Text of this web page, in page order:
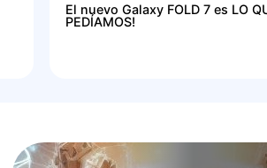
El nuevo Galaxy FOLD 7 es LO
PEDÍAMOS!